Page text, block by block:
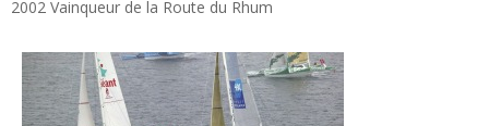
2002 Vainqueur de la Route du Rhum